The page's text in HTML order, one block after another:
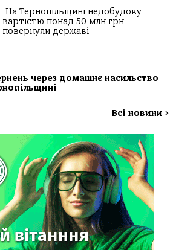
На Тернопільщині недобудову
вартістю понад 50 млн грн
повернули державі
через домашнє насильство
Всі новини >